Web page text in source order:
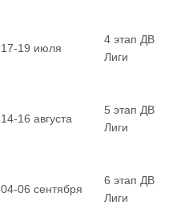
17-19 июля
4 этап ДВ
Лиги
14-16 августа
5 этап ДВ
Лиги
04-06 сентября
6 этап ДВ
Лиги